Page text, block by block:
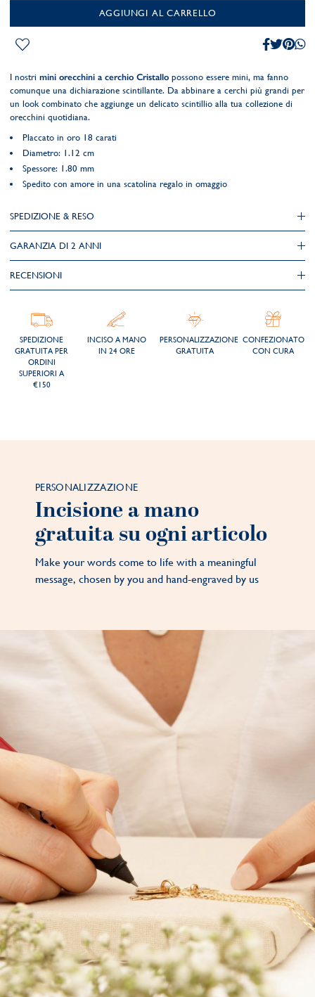
AGGIUNGI AL CARRELLO
I nostri mini orecchini a cerchio Cristallo possono essere mini, ma fanno
comunque una dichiarazione scintillante. Da abbinare a cerchi più grandi per
un look combinato che aggiunge un delicato scintillio alla tua collezione di
orecchini quotidiana.
Placcato in oro 18 carati
Diametro: 1.12 cm
Spessore: 1.80 mm
Spedito con amore in una scatolina regalo in omaggio
SPEDIZIONE & RESO
GARANZIA DI 2 ANNI
RECENSIONI
SPEDIZIONE
GRATUITA PER
ORDINI
SUPERIORI A
€150
INCISO A MANO
IN 24 ORE
PERSONALIZZAZIONE
GRATUITA
CONFEZIONATO
CON CURA
PERSONALIZZAZIONE
Incisione a mano
gratuita su ogni articolo
Make your words come to life with a meaningful
message, chosen by you and hand-engraved by us